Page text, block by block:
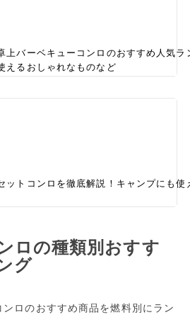
卓上バーベキューコンロのおすすめ人
えるおしゃれなものなど
ットコンロを徹底解説！キャンプにも使
ロの種類別おすす
グ
ロのおすすめ商品を燃料別にラン